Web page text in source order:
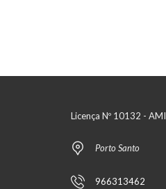
Licença Nº 10132 - AMI
Porto Santo
966313462